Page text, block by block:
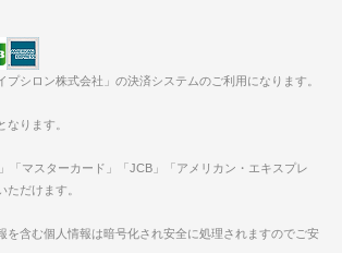
プシロン株式会社」の決済システムのご利用になります。
なります。
「マスターカード」「JCB」「アメリカン・エキスプレ
ただけます。
を含む個人情報は暗号化され安全に処理されますのでご安